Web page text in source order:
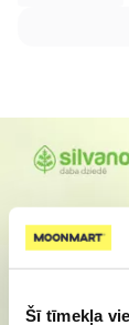
Šī tīmekļa